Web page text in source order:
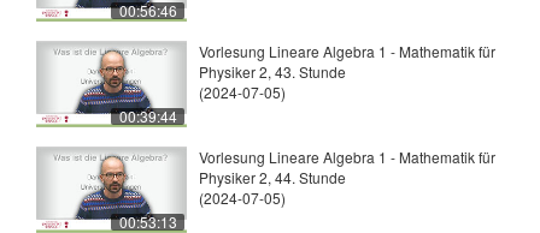
00:56:46
00:39:44
Vorlesung Lineare Algebra 1 - Mathematik für
Physiker 2, 43. Stunde
(2024-07-05)
00:53:13
Vorlesung Lineare Algebra 1 - Mathematik für
Physiker 2, 44. Stunde
(2024-07-05)